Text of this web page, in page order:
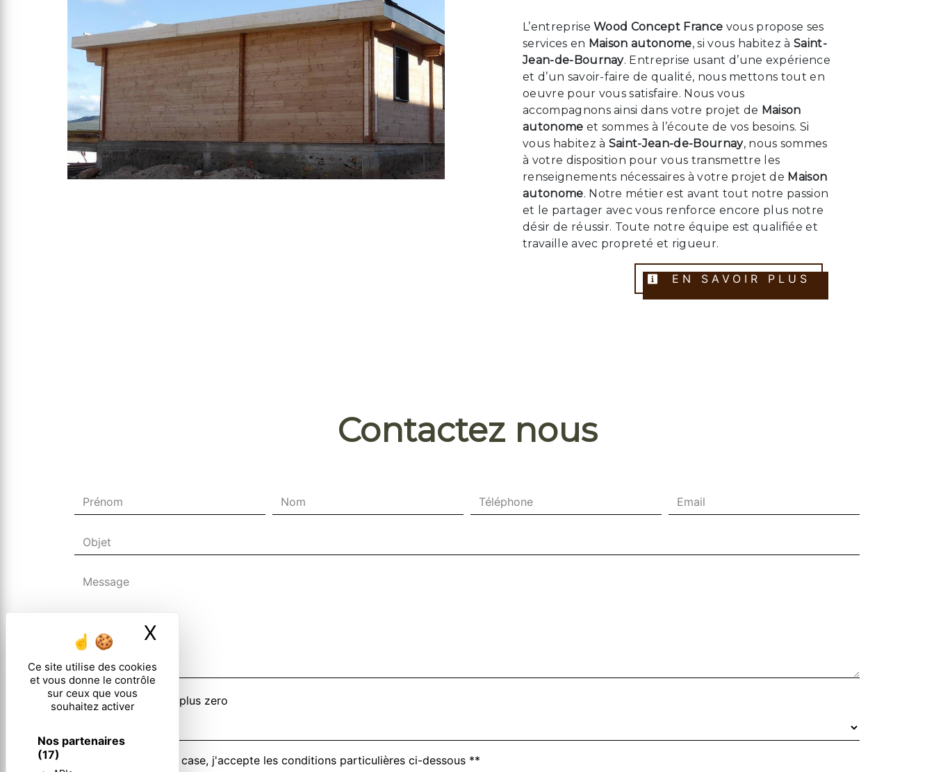
Ce site utilise des cookies
et vous donne le contrôle
sur ceux que vous
souhaitez activer
Nos partenaires
(17)
X
L’entrepriseWood Concept France vous propose ses
services en Maison autonome, si vous habitez àSaint-
Jean-de-Bournay. Entreprise usant d’une expérience
et d’un savoir-faire de qualité, nous mettons tout en
oeuvre pour vous satisfaire. Nous vous
accompagnons ainsi dans votre projet de Maison
autonome et sommes à l’écoute de vos besoins. Si
vous habitez à Saint-Jean-de-Bournay, nous sommes
à votre disposition pour vous transmettre les
renseignements nécessaires à votre projet de Maison
autonome. Notre métier est avant tout notre passion
et le partager avec vous renforce encore plus notre
désir de réussir. Toute notre équipe est qualifiée et
travaille avec propreté et rigueur.
EN SAVOIR PLUS
Contactez nous
Combien font deux plus zero
En cochant cette case, j'accepte les conditions particulières ci-dessous **